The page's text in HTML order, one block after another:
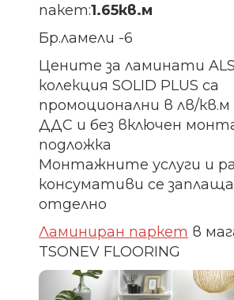
пакет:1.65кв.м
Бр.ламели -6
Цените за ламинати
колекция SOLID PLUS са
промоционални в лв/кв.м
ДДС и без включен
подложка
Монтажните услуги и
консумативи се
отделно
Ламиниран паркет в
TSONEV FLOORING